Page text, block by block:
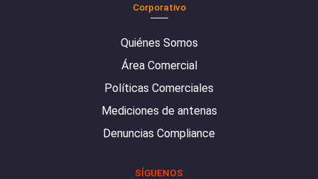
Corporativo
Quiénes Somos
Área Comercial
Políticas Comerciales
Mediciones de antenas
Denuncias Compliance
SÍGUENOS